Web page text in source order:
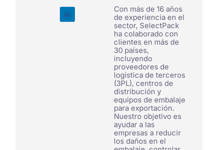
Con más de 16 años
de experiencia en el
sector, SelectPack
ha colaborado con
clientes en más de
30 países,
incluyendo
proveedores de
logística de terceros
(3PL), centros de
distribución y
equipos de embalaje
para exportación.
Nuestro objetivo es
ayudar a las
empresas a reducir
los daños en el